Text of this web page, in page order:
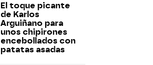
El toque picante
de Karlos
Arguiñano para
unos chipirones
encebollados con
patatas asadas